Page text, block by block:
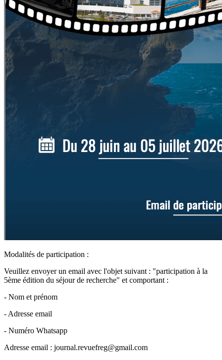
Modalités de participation :
Veuillez envoyer un email avec l'objet suivant : "participation à la
5ème édition du séjour de recherche" et comportant :
- Nom et prénom
- Adresse email
- Numéro Whatsapp
Adresse email : journal.revuefreg@gmail.com